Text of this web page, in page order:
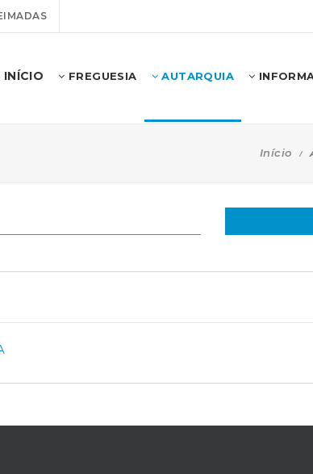
INÍCIO FREGUESIA AUTARQUIA
Início